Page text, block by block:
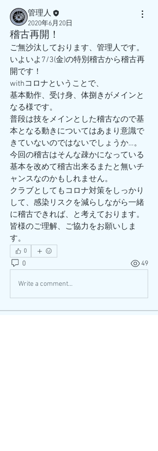
管理人
2020年6月20日
稽古再開！
ご無沙汰しております、管理人です。
いよいよ7/3(金)の特別稽古から稽古再
開です！
withコロナということで、
基本動作、受け身、体捌きがメインと
なる様です。
普段は技をメインとした稽古なので基
本となる動きについてはあまり意識で
きていないのではないでしょうか…。
今回の稽古はそんな疎かになっている
基本を改めて稽古出来るまたと無いチ
ャンスなのかもしれません。
クラブとしてもコロナ対策をしっかり
して、感染リスクを減らしながら一緒
に稽古できれば、と考えております。
皆様のご理解、ご協力をお願いしま
す。
0
0 49
Write a comment...